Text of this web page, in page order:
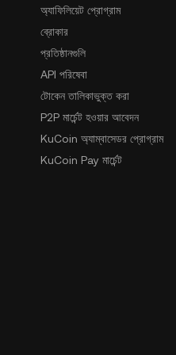
অ্যাফিলিয়েট প্রোগ্রাম
ব্রোকার
প্রতিষ্ঠানগুলি
API পরিষেবা
টোকেন তালিকাভুক্ত করা
P2P মার্চেন্ট হওয়ার আবেদন
KuCoin অ্যাম্বাসেডর প্রোগ্রাম
KuCoin Pay মার্চেন্ট